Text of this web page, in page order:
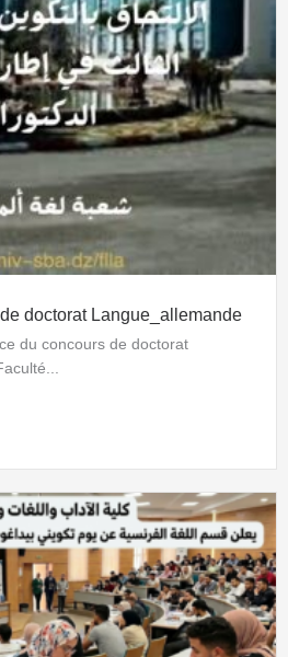
doctorat Langue_allemande
du concours de doctorat